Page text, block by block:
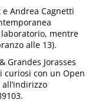
e Andrea Cagnetti
mentre
alle 13).
Grandes Jorasses
curiosi con un Open